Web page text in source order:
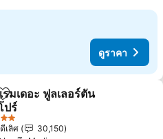
ดูราคา
เพิ่มในรายการโปรด
รมเดอะ ฟูลเลอร์ตัน
ปร์
า
ดีเลิศ
30,150